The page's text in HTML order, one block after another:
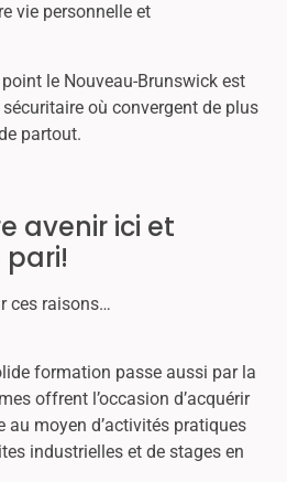
vie personnelle et
le Nouveau-Brunswick est
où convergent de plus
partout.
avenir ici et
ces raisons…
formation passe aussi par la
offrent l’occasion d’acquérir
au moyen d’activités pratiques
industrielles et de stages en